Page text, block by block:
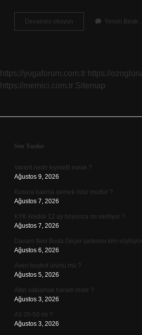
Devamını okuyun
Eti
Yorum Bırak
https://yogaforum.com.tr https://
https://memici.com.tr Sitemap
Sidebar
Son Yazılar
Varant nedir kıymetli evrak ?
Ağustos 9, 2026
Kusura bakma demek özür müdür ?
Ağustos 7, 2026
KYK kredisi 12 ay boyunca mı veriliyor ?
Ağustos 7, 2026
Davaro filmi Buda Geçer şarkısını kim
Ağustos 6, 2026
Aven boykot ürünü mü ?
Ağustos 5, 2026
Altın saklamak haram mıdır ?
Ağustos 3, 2026
A3 35-50 mi ?
Ağustos 3, 2026